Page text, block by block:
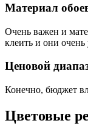
Материал
Очень важен и
клеить и они
Ценовой
Конечно, бюджет
Цветовые